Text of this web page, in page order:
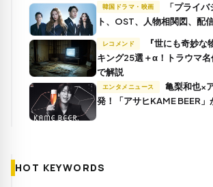
韓国ドラマ・映画
ト、OST、人物相関図、配
レコメンド
キング25選＋α！トラウマ
で解説
エンタメニュース
発！「アサヒKAME BEER
HOT KEYWORDS